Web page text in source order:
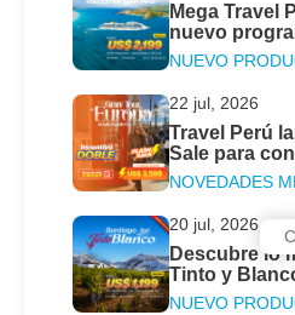
Mega Travel
nuevo
para
Islas
NUEVO
22 jul, 2026
Travel Perú
Sale para
más
Tour de
NOVEDADES
20 jul, 2026
Descubre lo
Tinto y
programa de
NUEVO